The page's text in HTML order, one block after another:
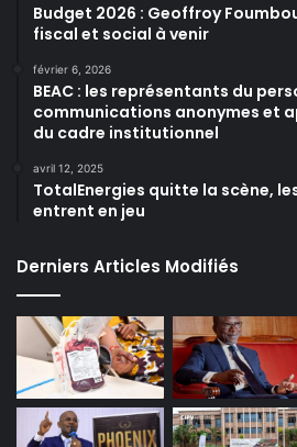
Budget 2026 : Geoffroy
fiscal et social à venir
février 6, 2026
BEAC : les représentants du
communications anonymes et
du cadre institutionnel
avril 12, 2025
TotalEnergies quitte la scène,
entrent en jeu
Derniers Articles Modifiés